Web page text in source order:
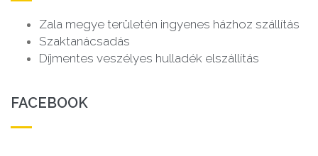
Zala megye területén ingyenes házhoz szállítás
Szaktanácsadás
Díjmentes veszélyes hulladék elszállítás
FACEBOOK